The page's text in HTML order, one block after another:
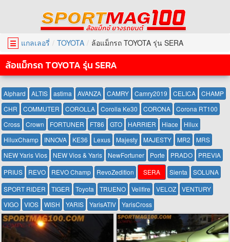
☰ แกลเลอรี่ TOYOTA ล้อแม็กรถ TOYOTA รุ่น SERA
ล้อแม็กรถ TOYOTA รุ่น SERA
Alphard ALTIS astima AVANZA CAMRY Camry2019 CELICA
CHAMP
CHR
COMMUTER COROLLA Corolla Ke30 CORONA
Corona RT100
Cross
Crown FORTUNER FT86 GTO HARRIER Hiace
Hilux
HiluxChamp
INNOVA KE36 Lexus Majesty MAJESTY MR2
MRS
NEW Yaris Vios
NEW Vios & Yaris NewFortuner Porte PRADO
PREVIA
PRIUS
REVO REVO Champ RevoZedition SERA Sienta
SOLUNA
SPORT RIDER
TIGER Toyota TRUENO Vellfire VELOZ
VENTURY
VIGO
VIOS WISH YARIS YarisATIV YarisCross